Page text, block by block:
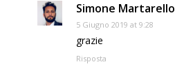
Simone Martarello
5 Giugno 2019 at 9:28
grazie
Risposta